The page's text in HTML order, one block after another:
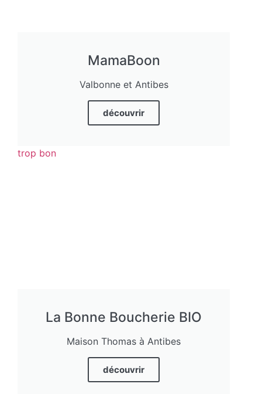
MamaBoon
Valbonne et Antibes
découvrir
trop bon
La Bonne Boucherie BIO
Maison Thomas à Antibes
découvrir